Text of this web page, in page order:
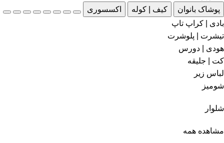
پوشاک بانوان
کیف | کوله
اکسسوری
بادی | کراپ تاپ
تیشرت | پلوشرت
هودی | دورس
کت | جلیقه
لباس زیر
شومیز
شلوار
مشاهده همه